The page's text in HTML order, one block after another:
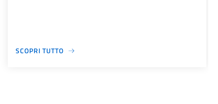
SCOPRI TUTTO